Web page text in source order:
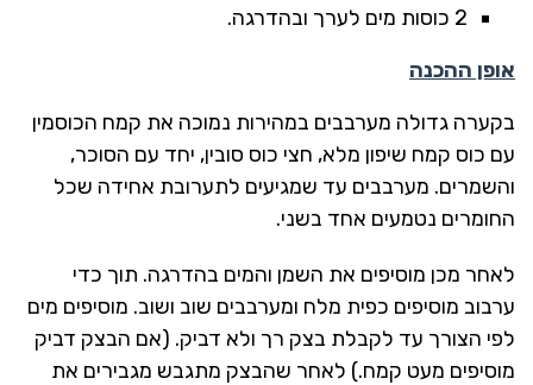
2 כוסות מים לערך ובהדרגה.
אופן ההכנה
בקערה גדולה מערבבים במהירות נמוכה את קמח הכוסמין
עם כוס קמח שיפון מלא, חצי כוס סובין, יחד עם הסוכר,
והשמרים. מערבבים עד שמגיעים לתערובת אחידה שכל
החומרים נטמעים אחד בשני.
לאחר מכן מוסיפים את השמן והמים בהדרגה. תוך כדי
ערבוב מוסיפים כפית מלח ומערבבים שוב ושוב. מוסיפים מים
לפי הצורך עד לקבלת בצק רך ולא דביק. (אם הבצק דביק
מוסיפים מעט קמח.) לאחר שהבצק מתגבש מגבירים את